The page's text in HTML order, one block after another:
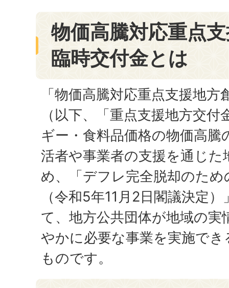
物価高騰対応重点
臨時交付金とは
「物価高騰対応重点支援地方
（以下、「重点支援地方交
ギー・食料品価格の物価高騰
活者や事業者の支援を通じた
め、「デフレ完全脱却のため
（令和5年11月2日閣議決定
て、地方公共団体が地域の実
やかに必要な事業を実施で
ものです。